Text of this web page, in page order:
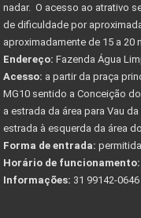
nadar. O acesso ao atrativo
de dificuldade por
aproximadamente de 15 a 20
Endereço: Fazenda Água
Acesso: a partir da praça
MG10 sentido a Conceição
a estrada da área para Vau
estrada à esquerda da área
Forma de entrada:
Horário de funcionamento:
Informações: 31 99142-0646